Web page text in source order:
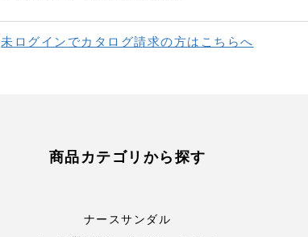
未ログインでカタログ請求の方はこちらへ
商品カテゴリから探す
ナースサンダル